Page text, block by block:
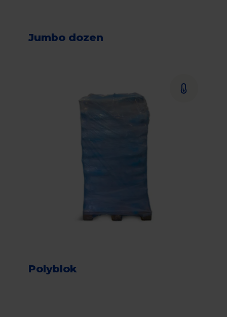
Jumbo dozen
Polyblok